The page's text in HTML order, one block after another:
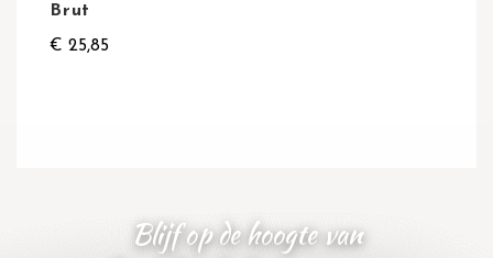
Brut
€ 25,85
Blijf op de hoogte van